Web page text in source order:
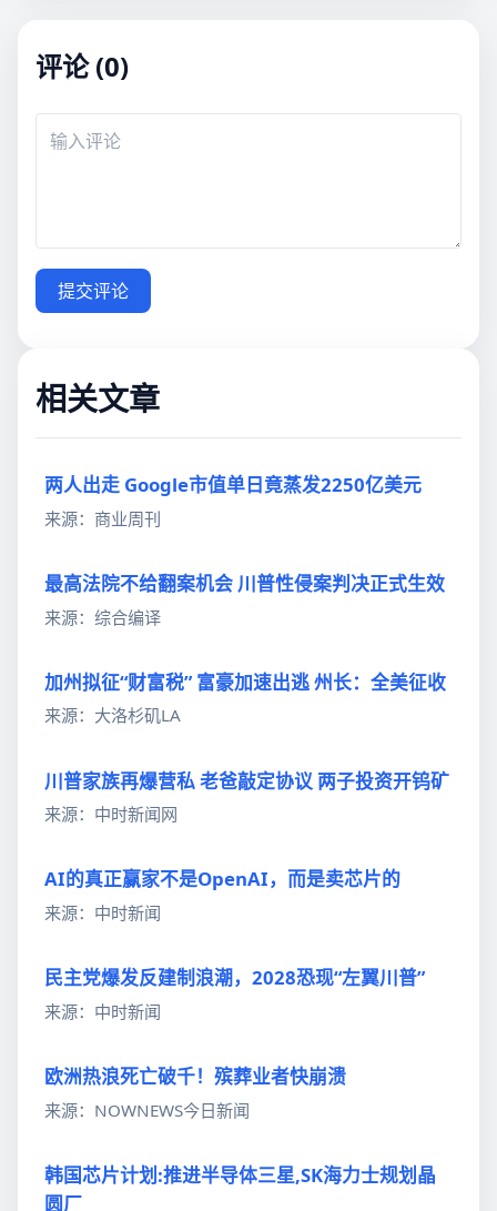
评论 (0)
提交评论
相关文章
两人出走 Google市值单日竟蒸发2250亿美元
来源：商业周刊
最高法院不给翻案机会 川普性侵案判决正式生效
来源：综合编译
加州拟征“财富税” 富豪加速出逃 州长：全美征收
来源：大洛杉矶LA
川普家族再爆营私 老爸敲定协议 两子投资开钨矿
来源：中时新闻网
AI的真正赢家不是OpenAI，而是卖芯片的
来源：中时新闻
民主党爆发反建制浪潮，2028恐现“左翼川普”
来源：中时新闻
欧洲热浪死亡破千！殡葬业者快崩溃
来源：NOWNEWS今日新闻
韩国芯片计划:推进半导体三星,SK海力士规划晶
圆厂